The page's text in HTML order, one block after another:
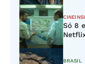
Só 8
BRASIL